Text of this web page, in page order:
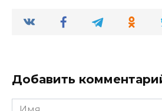
Добавить
Имя